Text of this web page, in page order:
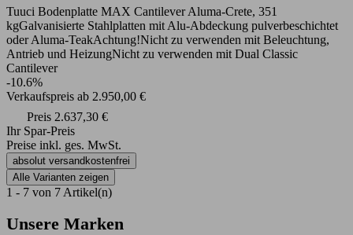
Tuuci Bodenplatte MAX Cantilever Aluma-Crete, 351
kgGalvanisierte Stahlplatten mit Alu-Abdeckung pulverbeschichtet
oder Aluma-TeakAchtung!Nicht zu verwenden mit Beleuchtung,
Antrieb und HeizungNicht zu verwenden mit Dual Classic
Cantilever
-10.6%
Verkaufspreis ab 2.950,00 €
Preis 2.637,30 €
Ihr Spar-Preis
Preise inkl. ges. MwSt.
absolut versandkostenfrei
Alle Varianten zeigen
1 - 7 von 7 Artikel(n)
Unsere Marken